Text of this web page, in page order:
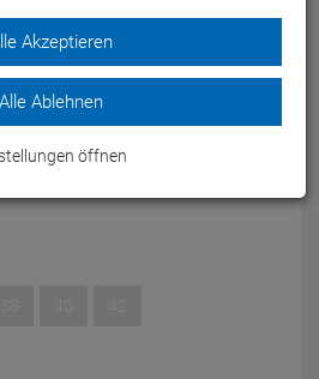
Badeanzug Light Drop Back ist
Badeanzug mit
Akzeptieren
Alle Ablehnen
öffnen